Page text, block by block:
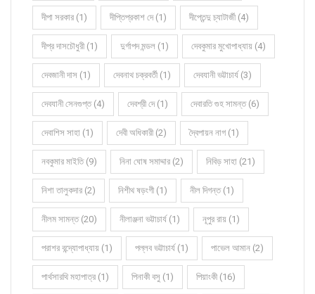
দীপা সরকার (1) দীপ্তিপ্রকাশ দে (1) দীপ্তেন্দু চ্যাটার্জী (4)
দীপ্র দাসচৌধুরী (1) দুর্গাপদ মন্ডল (1) দেবকুমার মুখোপাধ্যায় (4)
দেবজানী দাস (1) দেবনাথ চক্রবর্তী (1) দেবযানী ভট্টাচার্য (3)
দেবযানী সেনগুপ্ত (4) দেবশ্রী দে (1) দেবারতি গুহ সামন্ত (6)
দেবাশিস সাহা (1) দেবী অধিকারী (2) দ্বৈপায়ন নাগ (1)
নবকুমার মাইতি (9) নিনা ঘোষ সমাদ্দার (2) নিবিড় সাহা (21)
নিশা তালুকদার (2) নিশীথ ষড়ংগী (1) নীল দিগন্ত (1)
নীলম সামন্ত (20) নীলাঞ্জনা ভট্টাচার্য (1) নূপুর রায় (1)
পরাশর বন্দ্যোপাধ্যায় (1) পল্লব ভট্টাচার্য (1) পাভেল আমান (2)
পার্থসারথি মহাপাত্র (1) পিনাকী বসু (1) পিয়াংকী (16)